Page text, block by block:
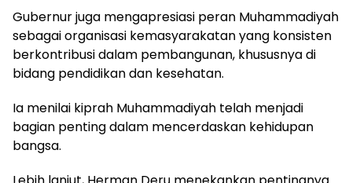
Gubernur juga mengapresiasi peran Muhammadiyah
sebagai organisasi kemasyarakatan yang konsisten
berkontribusi dalam pembangunan, khususnya di
bidang pendidikan dan kesehatan.
Ia menilai kiprah Muhammadiyah telah menjadi
bagian penting dalam mencerdaskan kehidupan
bangsa.